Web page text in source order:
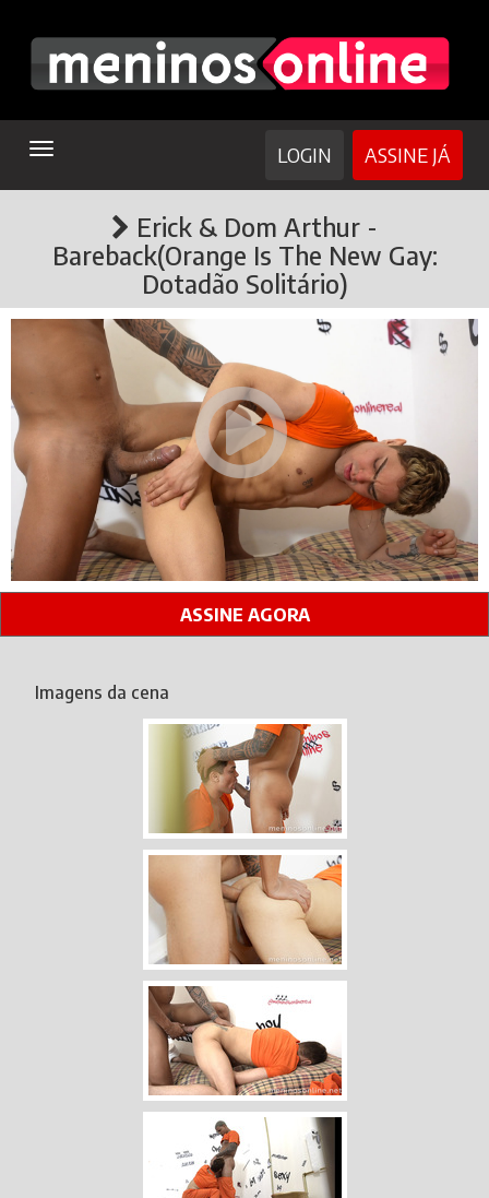
TOGGLE
ASSINE JÁ
LOGIN
Erick & Dom Arthur -
Bareback(Orange Is The New Gay:
Dotadão Solitário)
ASSINE AGORA
Imagens da cena